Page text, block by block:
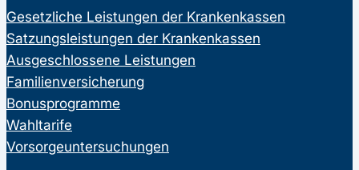
Gesetzliche Leistungen der Krankenkassen
Satzungsleistungen der Krankenkassen
Ausgeschlossene Leistungen
Familienversicherung
Bonusprogramme
Wahltarife
Vorsorgeuntersuchungen